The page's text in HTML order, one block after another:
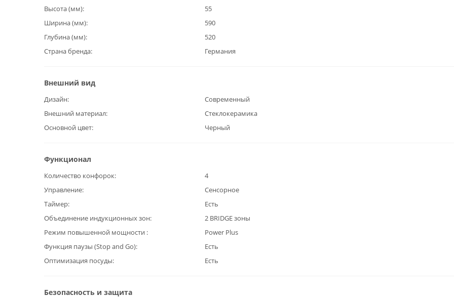
Высота (мм)
55
Ширина (мм)
590
Глубина (мм)
520
Страна бренда
Германия
Внешний вид
Дизайн
Современный
Внешний материал
Стеклокерамика
Основной цвет
Черный
Функционал
Количество конфорок
4
Управление
Сенсорное
Таймер
Есть
Объединение индукционных зон
2 BRIDGE зоны
Режим повышенной мощности
Power Plus
Функция паузы (Stop and Go)
Есть
Оптимизация посуды
Есть
Безопасность и защита